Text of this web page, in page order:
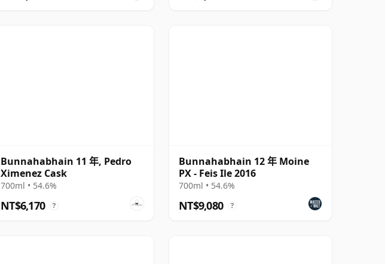
Bunnahabhain 11 年, Pedro
Ximenez Cask
700ml • 54.6%
NT$6,170 ?
Bunnahabhain 12 年 Moine
PX - Feis Ile 2016
700ml • 54.6%
NT$9,080 ?